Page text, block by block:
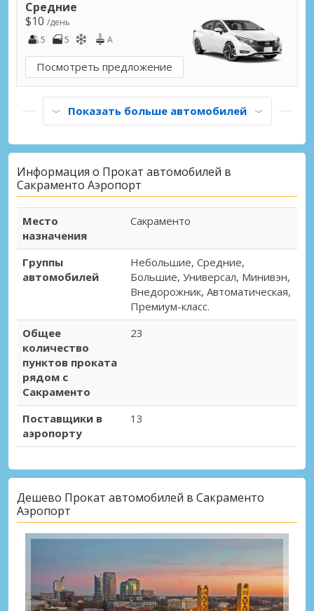
Средние
$10 /день
5
5 A
Посмотреть предложение
Показать больше автомобилей
Информация о Прокат автомобилей в
Сакраменто Аэропорт
Место
назначения
Сакраменто
Группы
автомобилей
Небольшие, Средние,
Большие, Универсал, Минивэн,
Внедорожник, Автоматическая,
Премиум-класс.
Общее
количество
пунктов проката
рядом с
Сакраменто
23
Поставщики в
аэропорту
13
Дешево Прокат автомобилей в Сакраменто
Аэропорт